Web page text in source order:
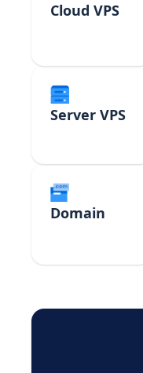
Cloud VPS
Server VPS
Domain